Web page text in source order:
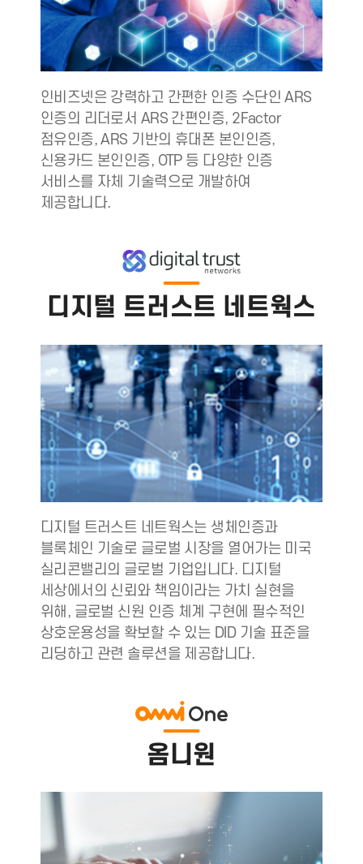
인비즈넷은 강력하고 간편한 인증 수단인 ARS
인증의 리더로서 ARS 간편인증, 2Factor
점유인증, ARS 기반의 휴대폰 본인인증,
신용카드 본인인증, OTP 등 다양한 인증
서비스를 자체 기술력으로 개발하여
제공합니다.
디지털 트러스트 네트웍스
디지털 트러스트 네트웍스는 생체인증과
블록체인 기술로 글로벌 시장을 열어가는 미국
실리콘밸리의 글로벌 기업입니다. 디지털
세상에서의 신뢰와 책임이라는 가치 실현을
위해, 글로벌 신원 인증 체계 구현에 필수적인
상호운용성을 확보할 수 있는 DID 기술 표준을
리딩하고 관련 솔루션을 제공합니다.
옴니원